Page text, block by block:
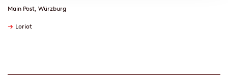
Main Post, Würzburg
→ Loriot